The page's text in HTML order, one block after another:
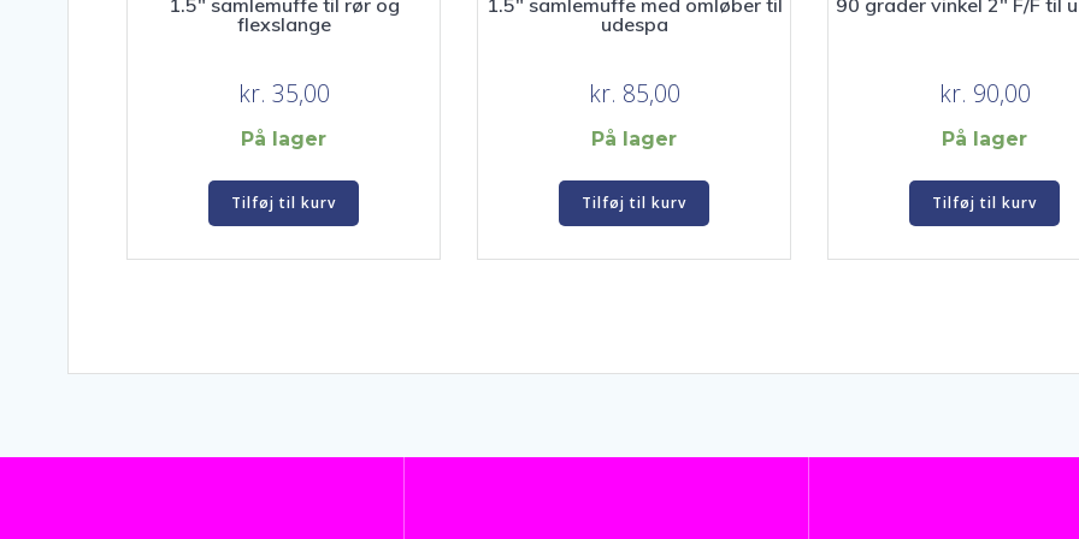
1.5″ samlemuffe til rør og
flexslange
kr. 35,00
På lager
Tilføj til kurv
1.5″ samlemuffe med omløber til
udespa
kr. 85,00
På lager
Tilføj til kurv
90 grader vinkel 2″ F/F til
kr. 90,00
På lager
Tilføj til kurv